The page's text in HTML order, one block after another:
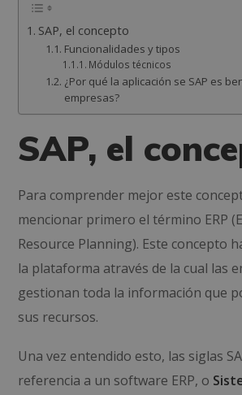
SAP, el concepto
Funcionalidades y tipos
Módulos técnicos
¿Por qué la aplicación se SAP es
empresas?
SAP, el
Para comprender mejor este
mencionar primero el término ERP (
Resource Planning). Este concepto
la plataforma através de la cual las
gestionan toda la información que
sus recursos.
Una vez entendido esto, las siglas
referencia a un software ERP, o